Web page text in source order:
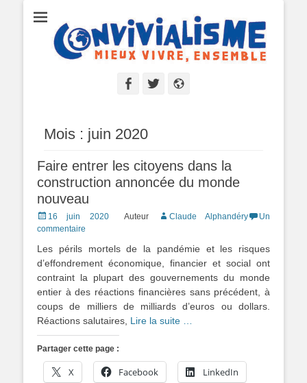
Convivialisme
Mieux vivre, ensemble
Facebook
Twitter
Mois : juin 2020
Faire entrer les citoyens dans la
construction annoncée du monde
nouveau
Posted
on
16 juin 2020 Auteur Claude Alphandéry
Un
commentaire
Les périls mortels de la pandémie et les risques
d’effondrement économique, financier et social ont
contraint la plupart des gouvernements du monde
entier à des réactions financières sans précédent, à
coups de milliers de milliards d’euros ou dollars.
Réactions salutaires, Lire la suite …
Partager cette page :
X Facebook LinkedIn